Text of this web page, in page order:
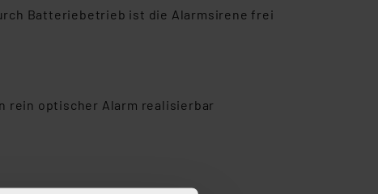
Batteriebetrieb ist die Alarmsirene frei
rein optischer Alarm realisierbar